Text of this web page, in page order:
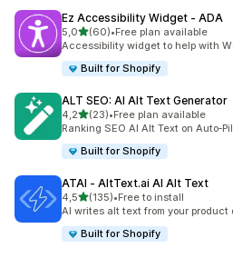
Ez Accessibility Widget ‑ ADA
5,0stelle su 5
(60)
60 recensioni totali
•Free plan available
Accessibility widget to help with
Built for Shopify
ALT SEO: AI Alt Text Generator
4,2stelle su 5
(23)
23 recensioni totali
•Free plan available
Ranking SEO AI Alt Text on
Built for Shopify
ATAI ‑ AltText.ai AI Alt Text
4,5stelle su 5
(135)
135 recensioni totali
•Free to install
AI writes alt text from your product
Built for Shopify